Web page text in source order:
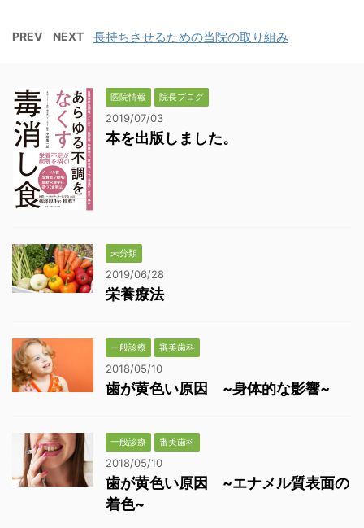
PREV NEXT 長持ちさせるための当院の取り組み
医院情報 院長ブログ
2019/07/03
本を出版しました。
未分類
2019/06/28
栄養療法
一般診療 審美歯科
2018/05/10
歯が黄色い原因 ~身体的な影響~
一般診療 審美歯科
2018/05/10
歯が黄色い原因 ~エナメル質表面の
着色~